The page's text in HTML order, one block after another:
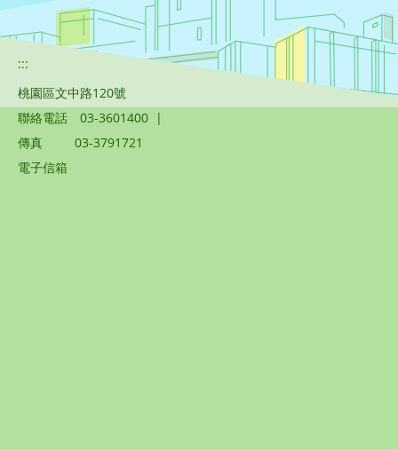
:::
桃園區文中路120號
聯絡電話
03-3601400 |
傳真
03-3791721
電子信箱